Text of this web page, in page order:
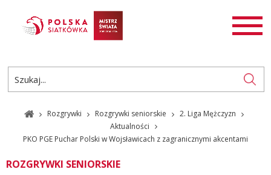
AKTUALNOŚCI
ROZGRYWKI
PL
EN
Rozgrywki Rozgrywki seniorskie
2. Liga Mężczyzn
Aktualności
PKO PGE Puchar Polski w Wojsławicach z zagranicznymi akcentami
ROZGRYWKI SENIORSKIE